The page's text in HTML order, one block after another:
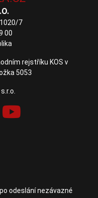
7
00
rejstříku KOS v
5053
odeslání nezávazné